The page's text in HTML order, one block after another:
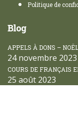
Politique de
Blog
APPELS À DONS –
24 novembre 2023
COURS DE FRANÇAIS
25 août 2023